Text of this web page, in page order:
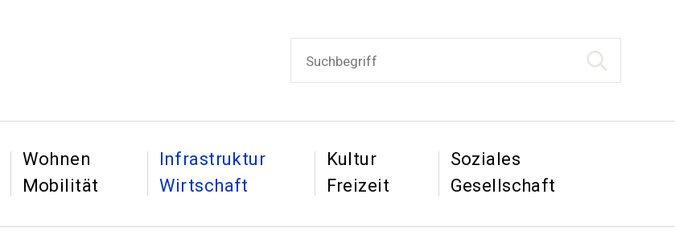
Suche starten
Hauptnavigation
Wohnen
Mobilität
Infrastruktur&
Wirtschaft
Kultur&
Freizeit
Soziales
Gesellschaft